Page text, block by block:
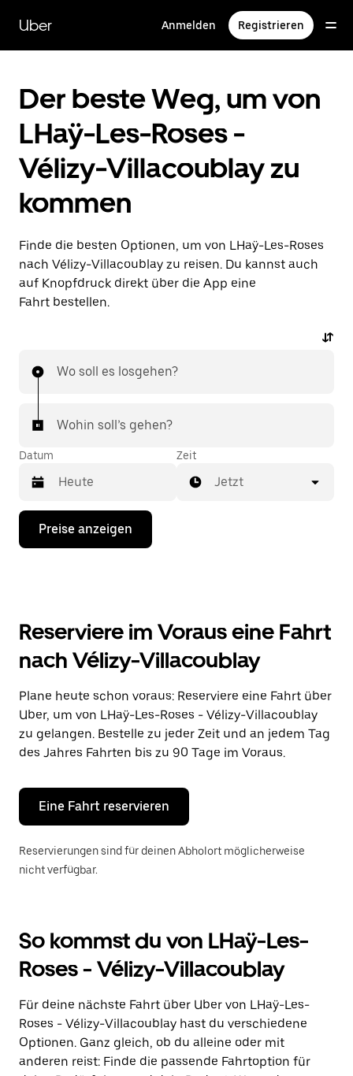
zum
Hauptinhalt
Uber Anmelden Registrieren
Der beste Weg, um von
LHaÿ-Les-Roses -
Vélizy-Villacoublay zu
kommen
Finde die besten Optionen, um von LHaÿ-Les-Roses
nach Vélizy-Villacoublay zu reisen. Du kannst auch
auf Knopfdruck direkt über die App eine
Fahrt bestellen.
Wo soll es losgehen?
Wohin soll’s gehen?
Datum
Drücke
Nach-
Kalender
interagieren
ein
Datum
auszuwählen.
Drücke
die
Escape-
um
den
Kalender
schließen.
Zeit
Jetzt
Preise anzeigen
Reserviere im Voraus eine Fahrt
nach Vélizy-Villacoublay
Plane heute schon voraus: Reserviere eine Fahrt über
Uber, um von LHaÿ-Les-Roses - Vélizy-Villacoublay
zu gelangen. Bestelle zu jeder Zeit und an jedem Tag
des Jahres Fahrten bis zu 90 Tage im Voraus.
Eine Fahrt reservieren
Reservierungen sind für deinen Abholort möglicherweise
nicht verfügbar.
So kommst du von LHaÿ-Les-
Roses - Vélizy-Villacoublay
Für deine nächste Fahrt über Uber von LHaÿ-Les-
Roses - Vélizy-Villacoublay hast du verschiedene
Optionen. Ganz gleich, ob du alleine oder mit
anderen reist: Finde die passende Fahrtoption für